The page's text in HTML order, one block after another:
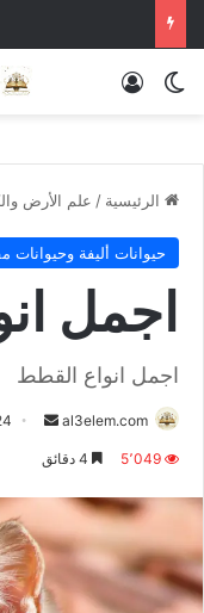
الوضع المظلمتسجيل الدخول
الرئيسية / علم الأرض
حيوانات أليفة وحيوانات
اجمل
اجمل انواع القطط
al3elem.com
أرسل
5٬049